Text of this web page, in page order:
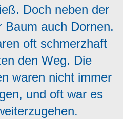
Doch neben der
Baum auch Dornen.
oft schmerzhaft
den Weg. Die
waren nicht immer
und oft war es